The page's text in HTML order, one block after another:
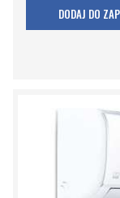
DODAJ DO